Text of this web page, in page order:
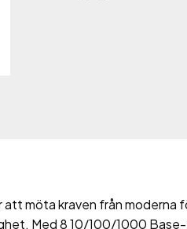
möta kraven från moderna
Med 8 10/100/1000